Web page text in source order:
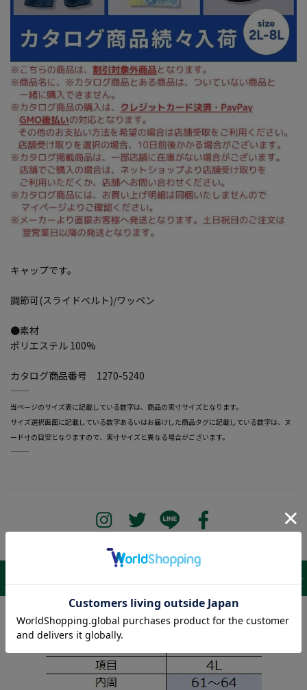
キャップです。
調節可(スライドベルト)/ワッペン
●素材
ポリエステル 100%
カタログ商品番号 1270-5240
―――――――――――――――――――――――
当ページのサイズ表に記載している数字は、商品の実寸サイズとなります。
サイズ選択画面に記載している数字あるいはお届けした商品タグに記載している数字は、ヌ
ード寸の目安となりますので、実寸サイズと異なる場合がございます。
―――――――――――――――――――――――
商品詳細